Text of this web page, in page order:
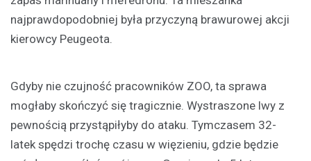
najprawdopodobniej była przyczyną brawurowej akcji
kierowcy Peugeota.
Gdyby nie czujność pracowników ZOO, ta sprawa
mogłaby skończyć się tragicznie. Wystraszone lwy z
pewnością przystąpiłyby do ataku. Tymczasem 32-
latek spędzi trochę czasu w więzieniu, gdzie będzie